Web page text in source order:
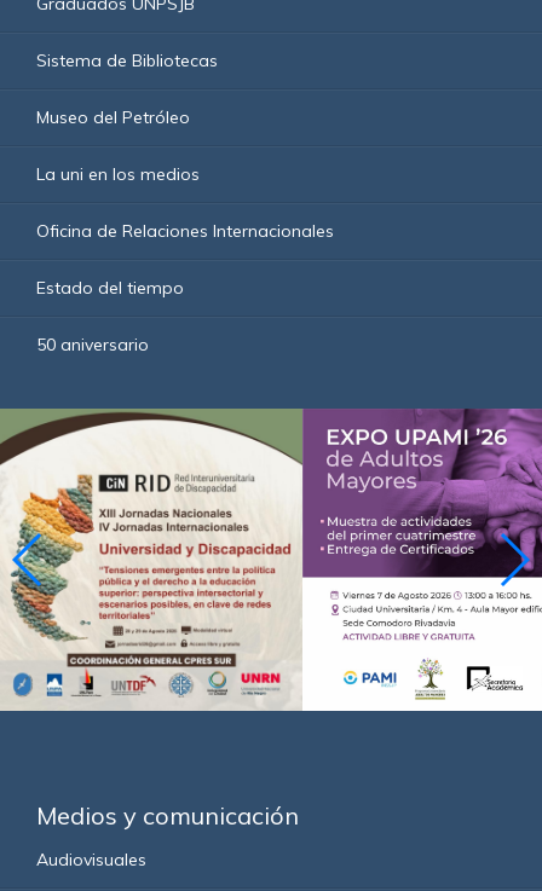
Sistema de Bibliotecas
Museo del Petróleo
La uni en los medios
Oficina de Relaciones Internacionales
Estado del tiempo
50 aniversario
Medios y comunicación
Audiovisuales